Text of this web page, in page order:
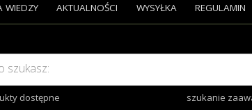
szukasz:
dostępne szukanie
WIEDZY AKTUALNOŚCI WYSYŁKA REGULAMIN